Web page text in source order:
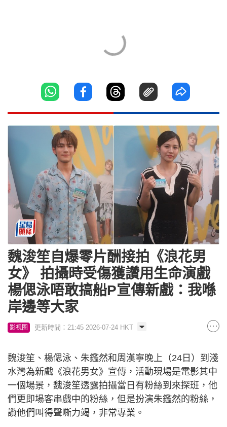
魏浚笙自爆零片酬接拍《浪花男
女》 拍攝時受傷獲讚用生命演戲
楊偲泳唔敢搞船P宣傳新戲：我喺
岸邊等大家
影視圈 更新時間：21:45 2026-07-24 HKT
魏浚笙、楊偲泳、朱鑑然和周漢寧晚上（24日）到淺
水灣為新戲《浪花男女》宣傳，活動現場是電影其中
一個場景，魏浚笙透露拍攝當日有粉絲到來探班，他
們更即場客串戲中的粉絲，但是扮演朱鑑然的粉絲，
讚他們叫得聲嘶力竭，非常專業。